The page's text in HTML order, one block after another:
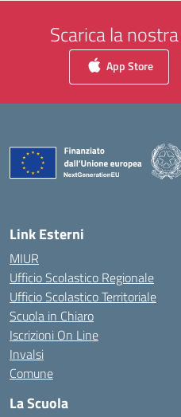
Scarica la
App Store
Link Esterni
MIUR
Ufficio Scolastico Regionale
Ufficio Scolastico Territoriale
Scuola in Chiaro
Iscrizioni On Line
Invalsi
Comune
La Scuola